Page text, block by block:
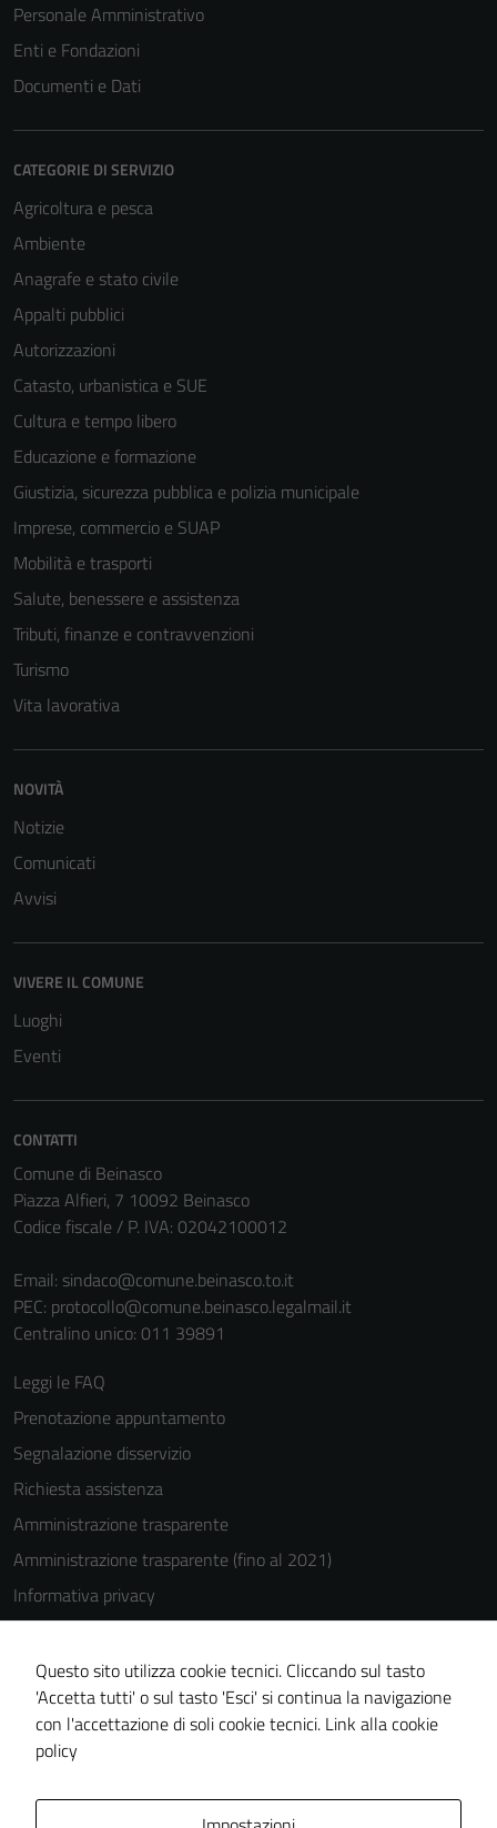
Personale Amministrativo
Enti e Fondazioni
Documenti e Dati
CATEGORIE DI SERVIZIO
Agricoltura e pesca
Ambiente
Anagrafe e stato civile
Appalti pubblici
Autorizzazioni
Catasto, urbanistica e SUE
Cultura e tempo libero
Educazione e formazione
Giustizia, sicurezza pubblica e polizia municipale
Imprese, commercio e SUAP
Mobilità e trasporti
Salute, benessere e assistenza
Tributi, finanze e contravvenzioni
Turismo
Vita lavorativa
NOVITÀ
Notizie
Comunicati
Avvisi
VIVERE IL COMUNE
Luoghi
Eventi
CONTATTI
Comune di Beinasco
Piazza Alfieri, 7 10092 Beinasco
Codice fiscale / P. IVA: 02042100012
Email: sindaco@comune.beinasco.to.it
PEC: protocollo@comune.beinasco.legalmail.it
Centralino unico: 011 39891
Leggi le FAQ
Prenotazione appuntamento
Segnalazione disservizio
Richiesta assistenza
Amministrazione trasparente
Amministrazione trasparente (fino al 2021)
Informativa privacy
Cookie Policy
Note legali
Dichiarazione di accessibilità
Piano di miglioramento del sito
Questo sito utilizza cookie tecnici. Cliccando sul tasto
'Accetta tutti' o sul tasto 'Esci' si continua la navigazione
con l'accettazione di soli cookie tecnici. Link alla cookie
policy
sono necessari